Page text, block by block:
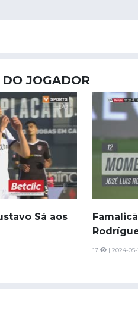
JOGADOR
Sá aos
17 | 2024-05-